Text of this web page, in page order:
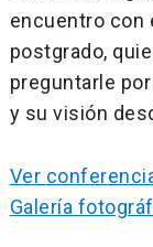
encuentro con
postgrado,
preguntarle
y su visión
Ver
Galería